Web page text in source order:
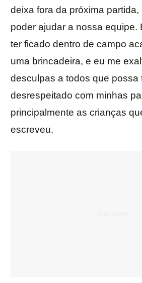
deixa fora da próxima
poder ajudar a nossa equipe.
ter ficado dentro de campo
uma brincadeira, e eu me
desculpas a todos que possa
desrespeitado com minhas
principalmente as crianças
escreveu.